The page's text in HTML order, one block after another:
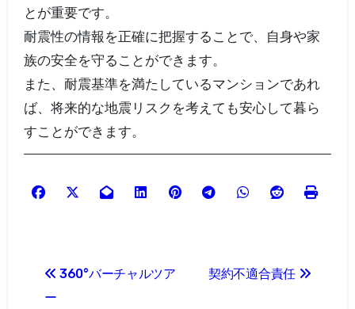
とが重要です。
耐震性の情報を正確に把握することで、自身や家
族の安全を守ることができます。
また、耐震基準を満たしているマンションであれ
ば、将来的な地震リスクを考えても安心して暮ら
すことができます。
360°バーチャルツア
ー
契約不適合責任